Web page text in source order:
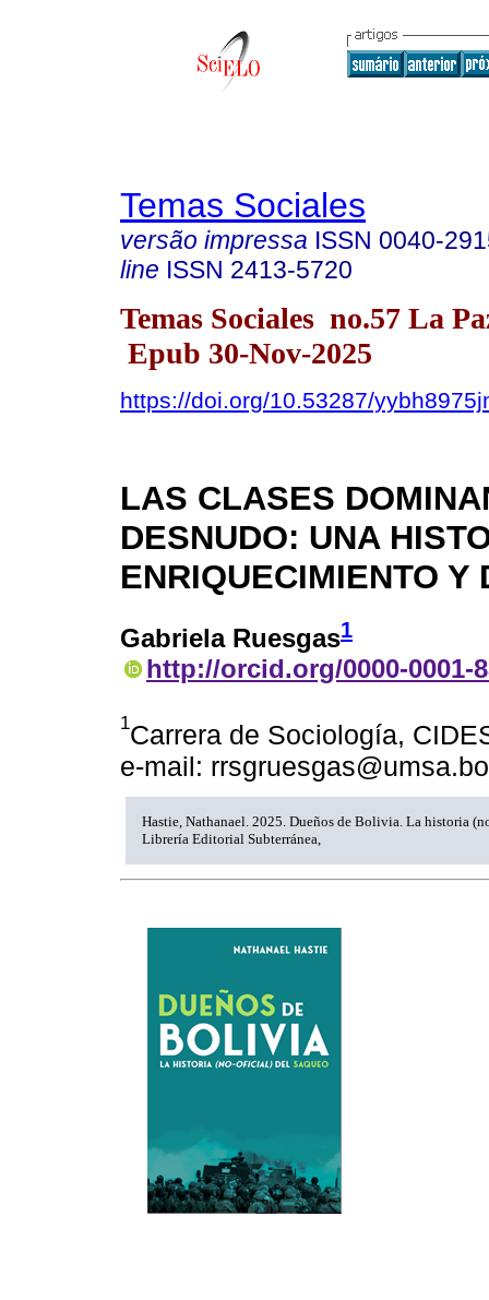
Temas Sociales
versão impressa ISSN 0040-
line ISSN 2413-5720
Temas Sociales no.57 La
Epub 30-Nov-2025
https://doi.org/10.53287/
LAS CLASES
DESNUDO: UNA
ENRIQUECIMIENTO Y
Gabriela Ruesgas1
http://orcid.org/0000-0001-
1Carrera de Sociología,
e-mail: rrsgruesgas@umsa.bo
Hastie, Nathanael. 2025. Dueños de Bolivia. La historia
Librería Editorial Subterránea,